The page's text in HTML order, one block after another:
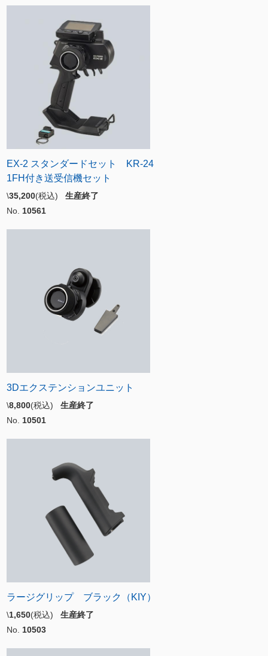
EX-2 スタンダードセット KR-24
1FH付き送受信機セット
\35,200(税込) 生産終了
No. 10561
3Dエクステンションユニット
\8,800(税込) 生産終了
No. 10501
ラージグリップ ブラック（KIY）
\1,650(税込) 生産終了
No. 10503